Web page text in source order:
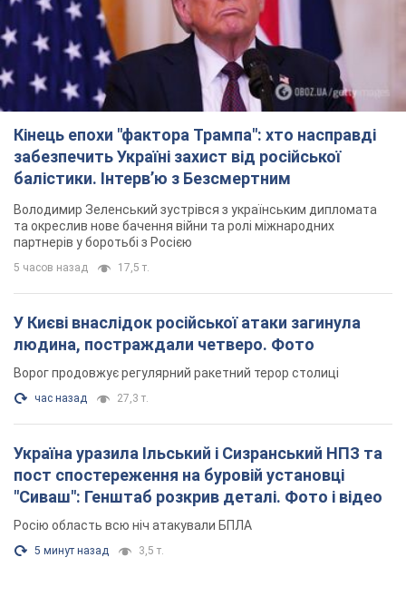
Кінець епохи "фактора Трампа": хто насправді
забезпечить Україні захист від російської
балістики. Інтерв’ю з Безсмертним
Володимир Зеленський зустрівся з українським дипломата
та окреслив нове бачення війни та ролі міжнародних
партнерів у боротьбі з Росією
5 часов назад 17,5 т.
У Києві внаслідок російської атаки загинула
людина, постраждали четверо. Фото
Ворог продовжує регулярний ракетний терор столиці
час назад 27,3 т.
Україна уразила Ільський і Сизранський НПЗ та
пост спостереження на буровій установці
"Сиваш": Генштаб розкрив деталі. Фото і відео
Росію область всю ніч атакували БПЛА
5 минут назад 3,5 т.